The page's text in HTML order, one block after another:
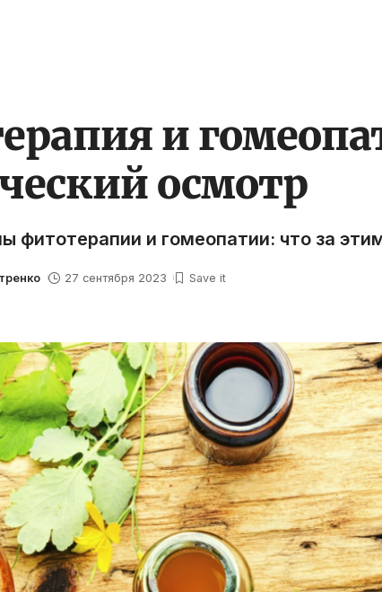
и
осмотр
фитотерапии и гомеопатии: что за
27 сентября 2023